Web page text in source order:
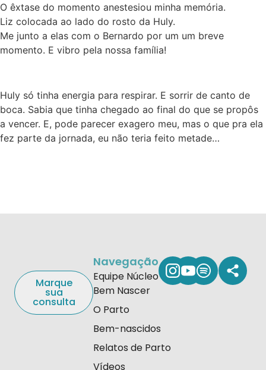
O êxtase do momento anestesiou minha memória.
Liz colocada ao lado do rosto da Huly.
Me junto a elas com o Bernardo por um um breve
momento. E vibro pela nossa família!
Huly só tinha energia para respirar. E sorrir de canto de
boca. Sabia que tinha chegado ao final do que se propôs
a vencer. E, pode parecer exagero meu, mas o que pra ela
fez parte da jornada, eu não teria feito metade…
Marque
sua
consulta
Navegação
Equipe Núcleo
Bem Nascer
O Parto
Bem-nascidos
Relatos de Parto
Vídeos